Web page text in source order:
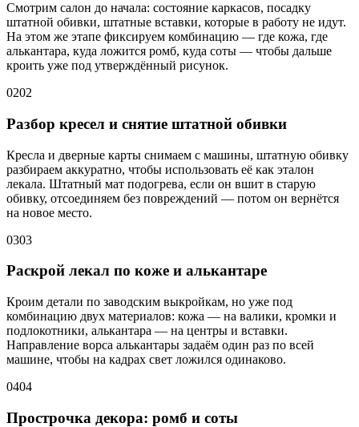
Смотрим салон до начала: состояние каркасов, посадку
штатной обивки, штатные вставки, которые в работу не идут.
На этом же этапе фиксируем комбинацию — где кожа, где
алькантара, куда ложится ромб, куда соты — чтобы дальше
кроить уже под утверждённый рисунок.
0202
Разбор кресел и снятие штатной обивки
Кресла и дверные карты снимаем с машины, штатную обивку
разбираем аккуратно, чтобы использовать её как эталон
лекала. Штатный мат подогрева, если он вшит в старую
обивку, отсоединяем без повреждений — потом он вернётся
на новое место.
0303
Раскрой лекал по коже и алькантаре
Кроим детали по заводским выкройкам, но уже под
комбинацию двух материалов: кожа — на валики, кромки и
подлокотники, алькантара — на центры и вставки.
Направление ворса алькантары задаём один раз по всей
машине, чтобы на кадрах свет ложился одинаково.
0404
Прострочка декора: ромб и соты